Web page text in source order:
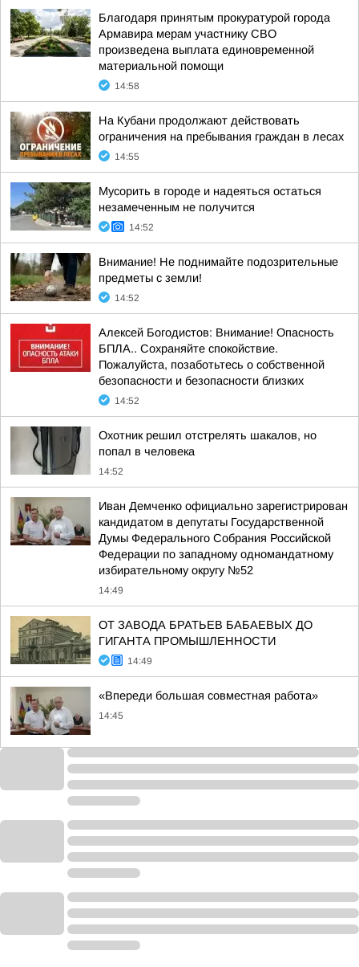
Благодаря принятым прокуратурой города
Армавира мерам участнику СВО
произведена выплата единовременной
материальной помощи
14:58
На Кубани продолжают действовать
ограничения на пребывания граждан в лесах
14:55
Мусорить в городе и надеяться остаться
незамеченным не получится
14:52
Внимание! Не поднимайте подозрительные
предметы с земли!
14:52
Алексей Богодистов: Внимание! Опасность
БПЛА.. Сохраняйте спокойствие.
Пожалуйста, позаботьтесь о собственной
безопасности и безопасности близких
14:52
Охотник решил отстрелять шакалов, но
попал в человека
14:52
Иван Демченко официально зарегистрирован
кандидатом в депутаты Государственной
Думы Федерального Собрания Российской
Федерации по западному одномандатному
избирательному округу №52
14:49
ОТ ЗАВОДА БРАТЬЕВ БАБАЕВЫХ ДО
ГИГАНТА ПРОМЫШЛЕННОСТИ
14:49
«Впереди большая совместная работа»
14:45